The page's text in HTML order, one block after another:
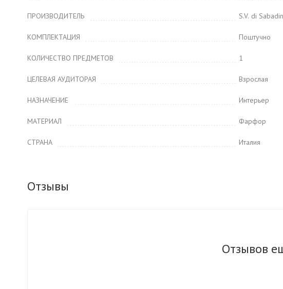
ПРОИЗВОДИТЕЛЬ S.V. di
КОМПЛЕКТАЦИЯ Поштучно
КОЛИЧЕСТВО ПРЕДМЕТОВ 1
ЦЕЛЕВАЯ АУДИТОРАЯ Взрослая
НАЗНАЧЕНИЕ Интерьер
МАТЕРИАЛ Фарфор
СТРАНА Италия
Отзывы
Отзывов